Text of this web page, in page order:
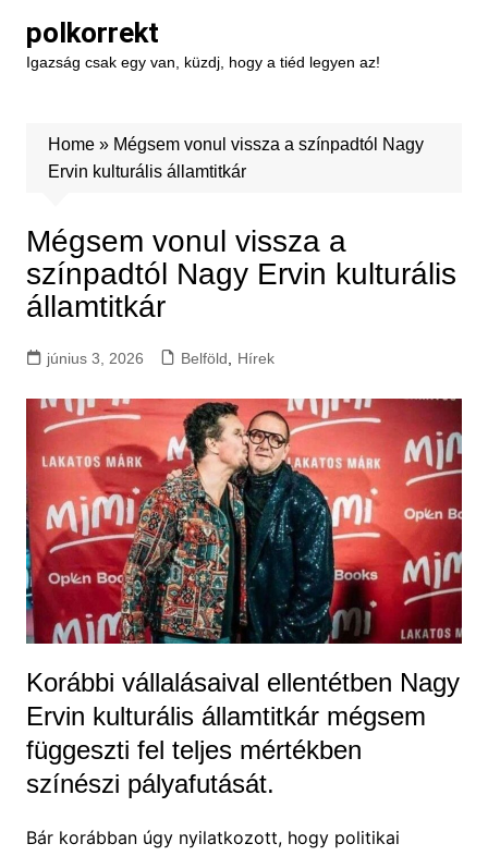
content
polkorrekt
Igazság csak egy van, küzdj, hogy a tiéd legyen az!
Home» Mégsem vonul vissza a színpadtól Nagy
Ervin kulturális államtitkár
Mégsem vonul vissza a
színpadtól Nagy Ervin kulturális
államtitkár
június 3, 2026 Belföld Hírek
Korábbi vállalásaival ellentétben Nagy
Ervin kulturális államtitkár mégsem
függeszti fel teljes mértékben
színészi pályafutását.
Bár korábban úgy nyilatkozott, hogy politikai